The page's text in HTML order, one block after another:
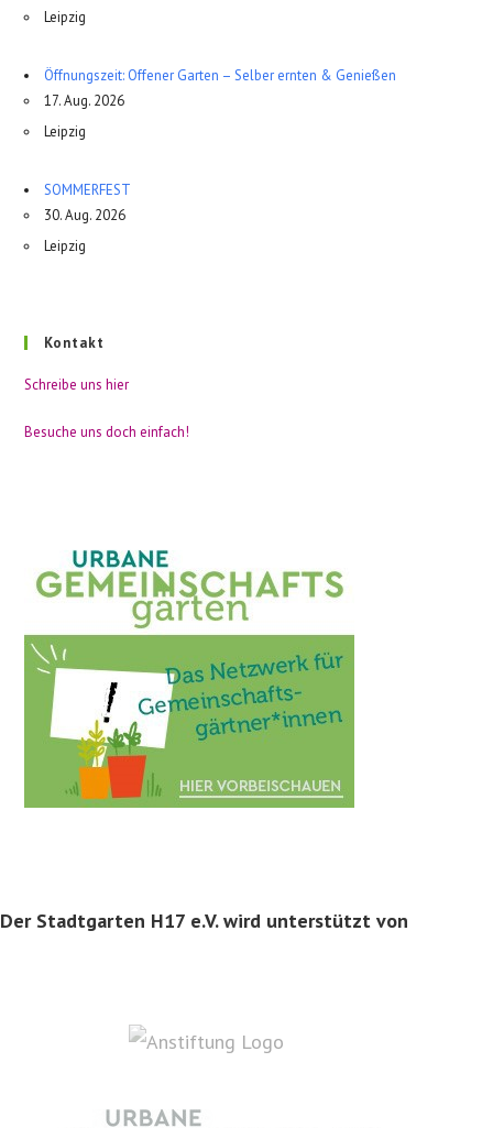
Leipzig
Öffnungszeit: Offener Garten – Selber ernten & Genießen
17. Aug. 2026
Leipzig
SOMMERFEST
30. Aug. 2026
Leipzig
Kontakt
Schreibe uns hier
Besuche uns doch einfach!
Der Stadtgarten H17 e.V. wird unterstützt von